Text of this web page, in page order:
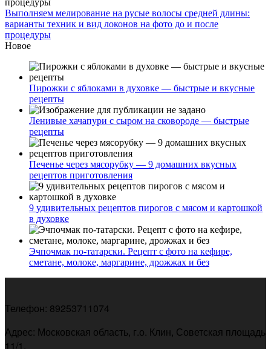
Выполняем мелирование на русые волосы средней длины:
варианты техник и вид локонов на фото до и после
процедуры
Новое
Пирожки с яблоками в духовке — быстрые и вкусные
рецепты
Ленивые хачапури с сыром на сковороде — быстрые
рецепты
Печенье через мясорубку — 9 домашних вкусных
рецептов приготовления
9 удивительных рецептов пирогов с мясом и картошкой
в духовке
Эчпочмак по-татарски. Рецепт с фото на кефире,
сметане, молоке, маргарине, дрожжах и без
Телефон: 89253711074
Адрес: Московская область, г.о. Клин, Советская площадь
11/1.